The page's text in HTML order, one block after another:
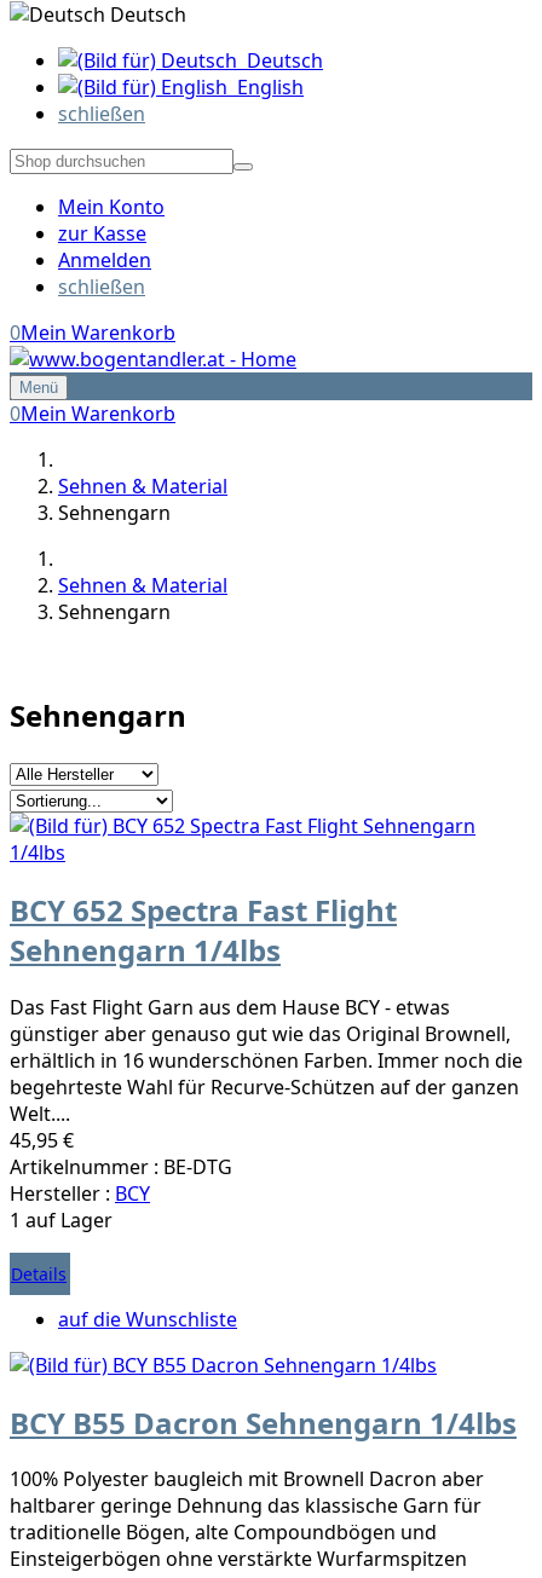
Deutsch
Deutsch
English
schließen
Mein Konto
zur Kasse
Anmelden
schließen
0Mein Warenkorb
Menü
0Mein Warenkorb
Sehnen & Material
Sehnengarn
Sehnen & Material
Sehnengarn
Sehnengarn
BCY 652 Spectra Fast Flight
Sehnengarn 1/4lbs
Das Fast Flight Garn aus dem Hause BCY - etwas
günstiger aber genauso gut wie das Original Brownell,
erhältlich in 16 wunderschönen Farben. Immer noch die
begehrteste Wahl für Recurve-Schützen auf der ganzen
Welt....
45,95 €
Artikelnummer : BE-DTG
Hersteller : BCY
1 auf Lager
Details
auf die Wunschliste
BCY B55 Dacron Sehnengarn 1/4lbs
100% Polyester baugleich mit Brownell Dacron aber
haltbarer geringe Dehnung das klassische Garn für
traditionelle Bögen, alte Compoundbögen und
Einsteigerbögen ohne verstärkte Wurfarmspitzen